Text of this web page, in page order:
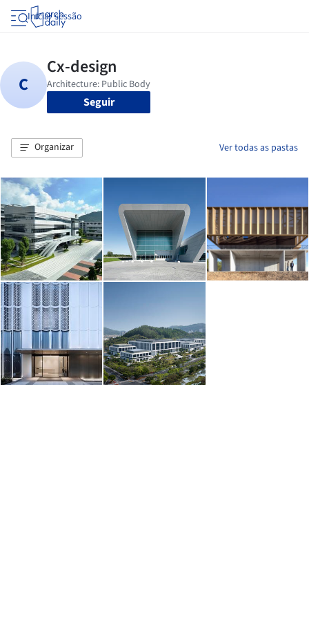
Iniciar sessão
Seguir
Organizar Ver todas as pastas